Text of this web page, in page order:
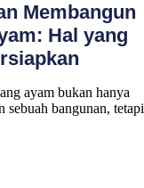
Membangun
Hal yang
ayam bukan hanya
sebuah bangunan, tetapi